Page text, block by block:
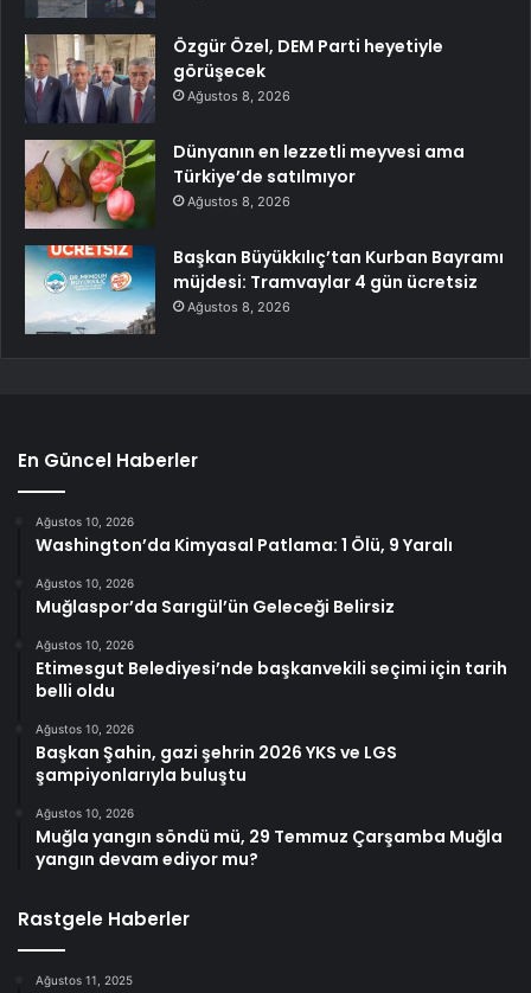
Özgür Özel, DEM Parti heyetiyle
görüşecek
Ağustos 8, 2026
Dünyanın en lezzetli meyvesi ama
Türkiye’de satılmıyor
Ağustos 8, 2026
Başkan Büyükkılıç’tan Kurban Bayramı
müjdesi: Tramvaylar 4 gün ücretsiz
Ağustos 8, 2026
En Güncel Haberler
Ağustos 10, 2026
Washington’da Kimyasal Patlama: 1 Ölü, 9 Yaralı
Ağustos 10, 2026
Muğlaspor’da Sarıgül’ün Geleceği Belirsiz
Ağustos 10, 2026
Etimesgut Belediyesi’nde başkanvekili seçimi için tarih
belli oldu
Ağustos 10, 2026
Başkan Şahin, gazi şehrin 2026 YKS ve LGS
şampiyonlarıyla buluştu
Ağustos 10, 2026
Muğla yangın söndü mü, 29 Temmuz Çarşamba Muğla
yangın devam ediyor mu?
Rastgele Haberler
Ağustos 11, 2025